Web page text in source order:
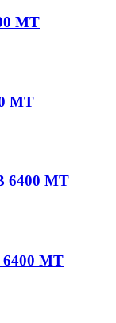
MT
MT
6400 MT
MT